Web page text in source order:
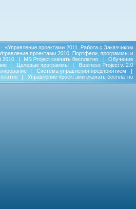
«Управление проектами 2011. Работа с Заказчиком
проектами 2010. Портфели, программы и
2010 | MS Project скачать бесплатно |
Обучение
| Целевые программы |
Business Project v. 2.0
| Система управления предприятием
|
| Управление проектами скачать бесплатно